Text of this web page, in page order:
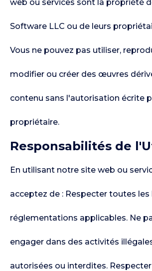
web ou services sont la propriété
Software LLC ou de leurs
Vous ne pouvez pas utiliser,
modifier ou créer des œuvres
contenu sans l'autorisation écrite
propriétaire.
Responsabilités de
En utilisant notre site web ou
acceptez de : Respecter toutes les
réglementations applicables. Ne
engager dans des activités
autorisées ou interdites.